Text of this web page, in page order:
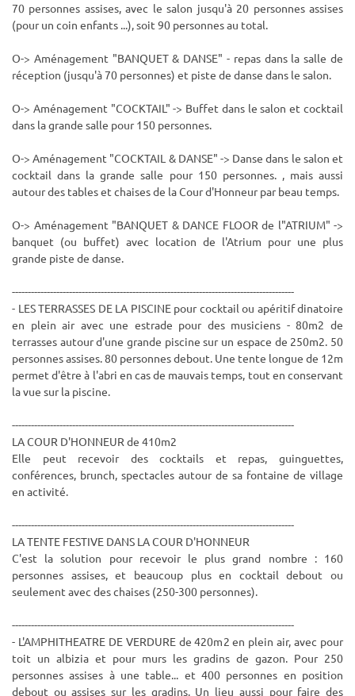
70 personnes assises, avec le salon jusqu'à 20 personnes assises
(pour un coin enfants ...), soit 90 personnes au total.
O-> Aménagement "BANQUET & DANSE" - repas dans la salle de
réception (jusqu'à 70 personnes) et piste de danse dans le salon.
O-> Aménagement "COCKTAIL" -> Buffet dans le salon et cocktail
dans la grande salle pour 150 personnes.
O-> Aménagement "COCKTAIL & DANSE" -> Danse dans le salon et
cocktail dans la grande salle pour 150 personnes. , mais aussi
autour des tables et chaises de la Cour d'Honneur par beau temps.
O-> Aménagement "BANQUET & DANCE FLOOR de l"ATRIUM" ->
banquet (ou buffet) avec location de l'Atrium pour une plus
grande piste de danse.
-----------------------------------------------------------------------------------------
- LES TERRASSES DE LA PISCINE pour cocktail ou apéritif dinatoire
en plein air avec une estrade pour des musiciens - 80m2 de
terrasses autour d'une grande piscine sur un espace de 250m2. 50
personnes assises. 80 personnes debout. Une tente longue de 12m
permet d'être à l'abri en cas de mauvais temps, tout en conservant
la vue sur la piscine.
-----------------------------------------------------------------------------------------
LA COUR D'HONNEUR de 410m2
Elle peut recevoir des cocktails et repas, guinguettes,
conférences, brunch, spectacles autour de sa fontaine de village
en activité.
-----------------------------------------------------------------------------------------
LA TENTE FESTIVE DANS LA COUR D'HONNEUR
C'est la solution pour recevoir le plus grand nombre : 160
personnes assises, et beaucoup plus en cocktail debout ou
seulement avec des chaises (250-300 personnes).
-----------------------------------------------------------------------------------------
- L'AMPHITHEATRE DE VERDURE de 420m2 en plein air, avec pour
toit un albizia et pour murs les gradins de gazon. Pour 250
personnes assises à une table... et 400 personnes en position
debout ou assises sur les gradins. Un lieu aussi pour faire des